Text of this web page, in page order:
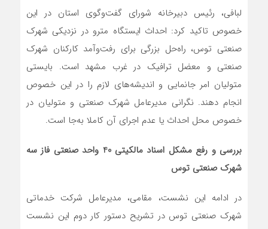
لبافی، رئیس دبیرخانه شورای گفت‌وگوی استان در این
خصوص تاکید کرد: احداث ایستگاه مترو در نزدیکی شهرک
صنعتی توس، راه‌حل بزرگی برای رفت‌وآمد کارکنان شهرک
صنعتی و معضل ترافیک در غرب مشهد است. بایستی
متولیان امر جانمایی و اندیشه‌های لازم را در این خصوص
انجام دهند. نگرانی مدیرعامل شهرک صنعتی و متولیان در
خصوص محل احداث یا عدم اجرای آن کاملا به‌جا است.
بررسی و رفع مشکل اسناد مالکیتی 40 واحد صنعتی فاز سه
شهرک صنعتی توس
در ادامه این نشست، مقامی، مدیرعامل شرکت خدماتی
شهرک صنعتی توس در تشریح دستور کار دوم این نشست